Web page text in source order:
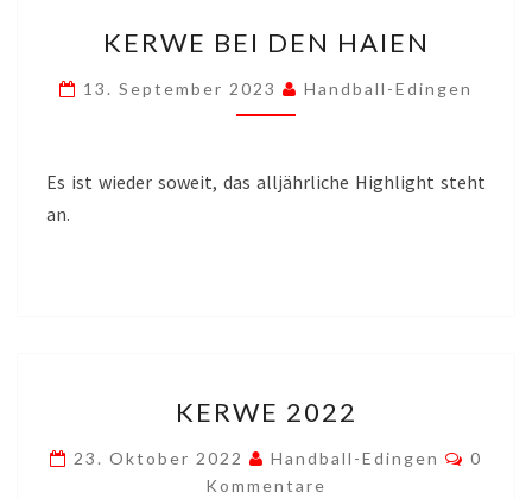
BEI
DEN
HAIEN
KERWE BEI DEN HAIEN
13. September 2023 Handball-Edingen
Es ist wieder soweit, das alljährliche Highlight steht
an.
2022
KERWE 2022
23. Oktober 2022 Handball-Edingen
0
Kommentare